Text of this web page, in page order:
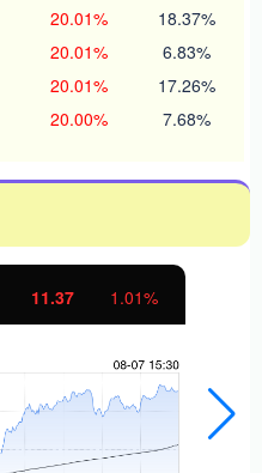
20.01% 18.37%
20.01% 6.83%
20.01% 17.26%
20.00% 7.68%
11.37 1.01%